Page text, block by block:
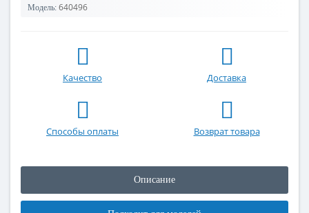
Модель: 640496
Качество Доставка
Способы оплаты Возврат товара
Описание